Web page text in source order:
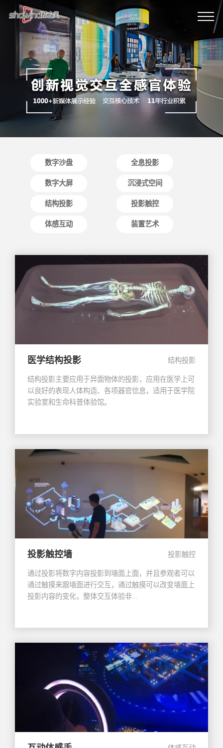
数字沙盘 全息投影
数字大屏 沉浸式空间
结构投影 投影触控
体感互动 装置艺术
医学结构投影 结构投影
结构投影主要应用于异面物体的投影，应用在医学上可
以良好的表现人体构造、各项器官信息，适用于医学院
实验室和生命科普体验馆。
投影触控墙 投影触控
通过投影将数字内容投影到墙面上面，并且参观者可以
通过触摸来跟墙面进行交互，通过触摸可以改变墙面上
投影内容的变化，整体交互体验非...